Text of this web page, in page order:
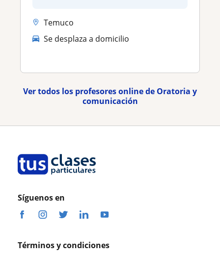
Temuco
Se desplaza a domicilio
Ver todos los profesores online de Oratoria y
comunicación
Síguenos en
Términos y condiciones